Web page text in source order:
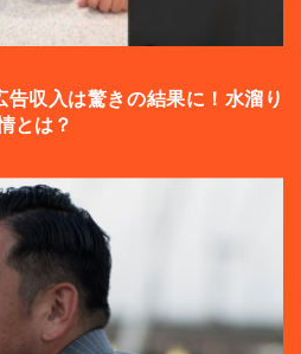
収入は驚きの結果に！水溜り
とは？